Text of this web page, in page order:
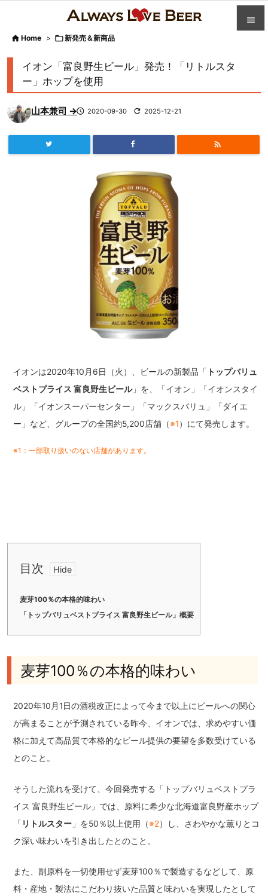


 Home > 新発売＆新商品
イオン「富良野生ビール」発売！「リトルスタ
ー」ホップを使用
山本兼司 → 2020-09-30  2025-12-21

イオンは2020年10月6日（火）、ビールの新製品「 トップバリュ
ベストプライス 富良野生ビール」を、「イオン」「イオンスタイ
ル」「イオンスーパーセンター」「マックスバリュ」「ダイエ
ー」など、グループの全国約5,200店舗（※1）にて発売します。
※1：一部取り扱いのない店舗があります。
目次
麦芽100％の本格的味わい
「トップバリュベストプライス 富良野生ビール」概要
麦芽100％の本格的味わい
2020年10月1日の酒税改正によって今まで以上にビールへの関心
が高まることが予測されている昨今、イオンでは、求めやすい価
格に加えて高品質で本格的なビール提供の要望を多数受けている
とのこと。
そうした流れを受けて、今回発売する「トップバリュベストプラ
イス 富良野生ビール」では、原料に希少な北海道富良野産ホップ
「 リトルスター 」を50％以上使用（※2）し、さわやかな薫りとコ
ク深い味わいを引き出したとのこと。
また、副原料を一切使用せず麦芽100％で製造するなどして、原
料・産地・製法にこだわり抜いた品質と味わいを実現したとして